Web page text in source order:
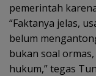
pemerintah
“Faktanya jelas,
belum
bukan soal
hukum,” tegas